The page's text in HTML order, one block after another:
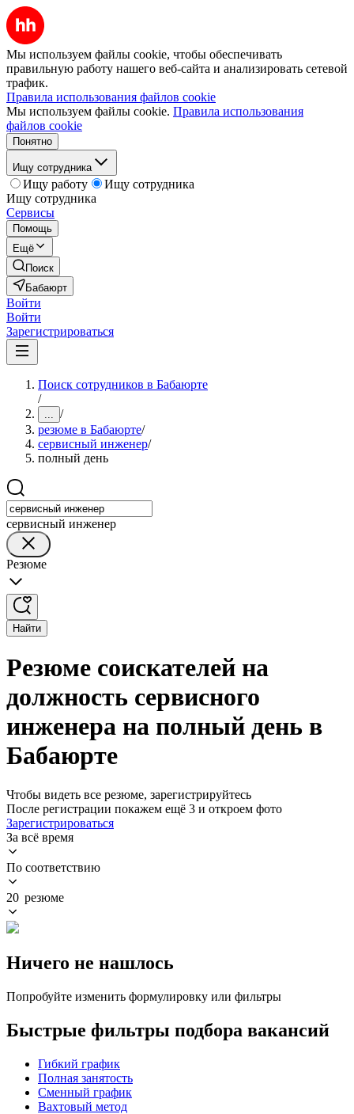
Мы используем файлы cookie, чтобы обеспечивать
правильную работу нашего веб-сайта и анализировать сетевой
трафик.
Правила использования файлов cookie
Мы используем файлы cookie. Правила использования
файлов cookie
Понятно
Ищу сотрудника
Ищу работу
Ищу сотрудника
Ищу сотрудника
Сервисы
Помощь
Ещё
Поиск
Бабаюрт
Войти
Войти
Зарегистрироваться
Поиск сотрудников в Бабаюрте
/
... /
резюме в Бабаюрте/
сервисный инженер/
полный день
сервисный инженер
Резюме
Найти
Резюме соискателей на
должность сервисного
инженера на полный день в
Бабаюрте
Чтобы видеть все резюме, зарегистрируйтесь
После регистрации покажем ещё 3 и откроем фото
Зарегистрироваться
За всё время
По соответствию
20 резюме
Ничего не нашлось
Попробуйте изменить формулировку или фильтры
Быстрые фильтры подбора вакансий
Гибкий график
Полная занятость
Сменный график
Вахтовый метод